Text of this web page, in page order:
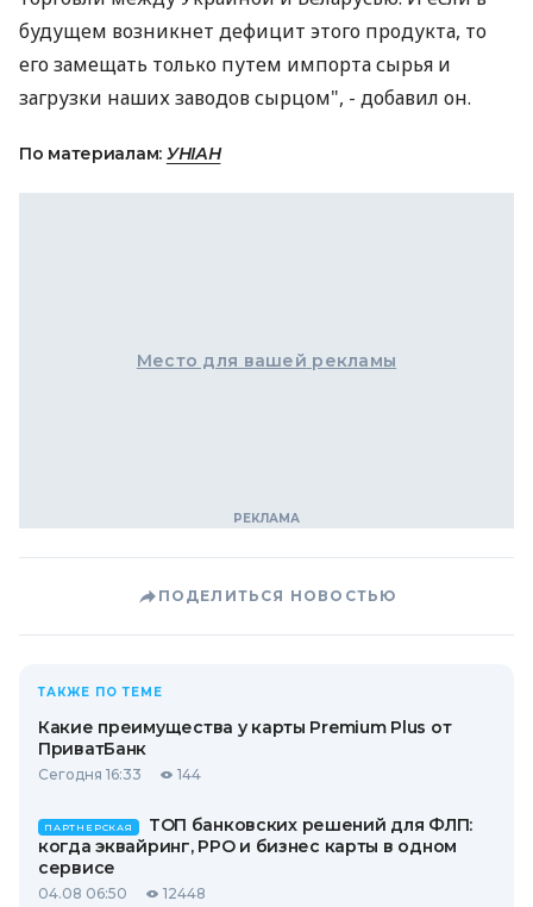
будущем возникнет дефицит этого продукта, то
его замещать только путем импорта сырья и
загрузки наших заводов сырцом", - добавил он.
По материалам: УНІАН
Место для вашей рекламы
ПОДЕЛИТЬСЯ НОВОСТЬЮ
ТАКЖЕ ПО ТЕМЕ
Какие преимущества у карты Premium Plus от
ПриватБанк
Сегодня 16:33 144
ПАРТНЕРСКАЯ
ТОП банковских решений для ФЛП:
когда эквайринг, РРО и бизнес карты в одном
сервисе
04.08 06:50 12448